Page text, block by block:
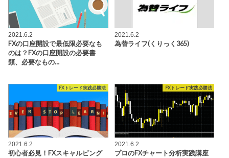
2021.6.2
FXの口座開設で最低限必要なも
のは？FXの口座開設の必要書
類、必要なもの…
2021.6.2
為替ライフ(くりっく365)
FXトレード実践必勝法
2021.6.2
初心者必見！FXスキャルピング
FXトレード実践必勝法
2021.6.2
プロのFXチャート分析実践講座